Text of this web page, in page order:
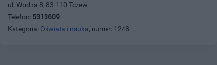
ul. Wodna 8, 83-110 Tczew
Telefon: 5313609
Kategoria: Oświata i nauka, numer: 1248